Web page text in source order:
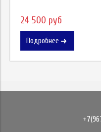
24 500 руб
Подробнее